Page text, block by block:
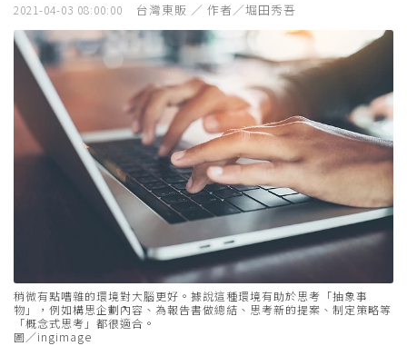
2021-04-03 08:00:00 台灣東販 ／ 作者／堀田秀吾
稍微有點嘈雜的環境對大腦更好。據說這種環境有助於思考「抽象事
物」，例如構思企劃內容、為報告書做總結、思考新的提案、制定策略等
「概念式思考」都很適合。
圖／ingimage